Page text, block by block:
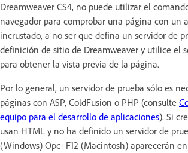
Dreamweaver CS4, no puede utilizar el
navegador para comprobar una página con un
incrustado, a no ser que defina un servidor de
definición de sitio de Dreamweaver y utilice el
para obtener la vista previa de la página.
Por lo general, un servidor de prueba sólo es
páginas con ASP, ColdFusion o PHP (consulte
equipo para el desarrollo de aplicaciones). Si
usan HTML y no ha definido un servidor de
(Windows) Opc+F12 (Macintosh) aparecerán